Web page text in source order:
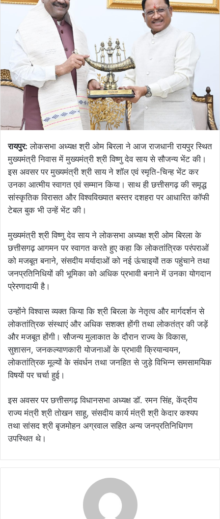
रायपुर: लोकसभा अध्यक्ष श्री ओम बिरला ने आज राजधानी रायपुर स्थित
मुख्यमंत्री निवास में मुख्यमंत्री श्री विष्णु देव साय से सौजन्य भेंट की।
इस अवसर पर मुख्यमंत्री श्री साय ने शॉल एवं स्मृति-चिन्ह भेंट कर
उनका आत्मीय स्वागत एवं सम्मान किया। साथ ही छत्तीसगढ़ की समृद्ध
सांस्कृतिक विरासत और विश्वविख्यात बस्तर दशहरा पर आधारित कॉफी
टेबल बुक भी उन्हें भेंट की।
मुख्यमंत्री श्री विष्णु देव साय ने लोकसभा अध्यक्ष श्री ओम बिरला के
छत्तीसगढ़ आगमन पर स्वागत करते हुए कहा कि लोकतांत्रिक परंपराओं
को मजबूत बनाने, संसदीय मर्यादाओं को नई ऊंचाइयों तक पहुंचाने तथा
जनप्रतिनिधियों की भूमिका को अधिक प्रभावी बनाने में उनका योगदान
प्रेरणादायी है।
उन्होंने विश्वास व्यक्त किया कि श्री बिरला के नेतृत्व और मार्गदर्शन से
लोकतांत्रिक संस्थाएं और अधिक सशक्त होंगी तथा लोकतंत्र की जड़ें
और मजबूत होंगी। सौजन्य मुलाकात के दौरान राज्य के विकास,
सुशासन, जनकल्याणकारी योजनाओं के प्रभावी क्रियान्वयन,
लोकतांत्रिक मूल्यों के संवर्धन तथा जनहित से जुड़े विभिन्न समसामयिक
विषयों पर चर्चा हुई।
इस अवसर पर छत्तीसगढ़ विधानसभा अध्यक्ष डॉ. रमन सिंह, केंद्रीय
राज्य मंत्री श्री तोखन साहू, संसदीय कार्य मंत्री श्री केदार कश्यप
तथा सांसद श्री बृजमोहन अग्रवाल सहित अन्य जनप्रतिनिधिगण
उपस्थित थे।